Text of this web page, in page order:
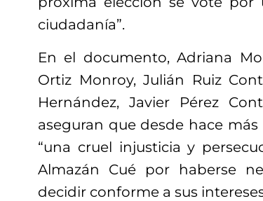
ciudadanía”.
En el documento, Adriana
Ortiz Monroy, Julián Ruiz
Hernández, Javier Pérez
aseguran que desde hace
“una cruel injusticia y
Almazán Cué por haberse
decidir conforme a sus